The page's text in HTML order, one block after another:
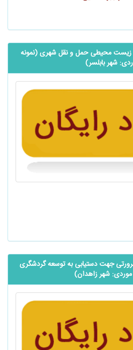
زیست محیطی حمل و نقل شهری (نمونه
شهر بابلسر)
جهت دستیابی به توسعه گردشگری
موردی: شهر زاهدان)